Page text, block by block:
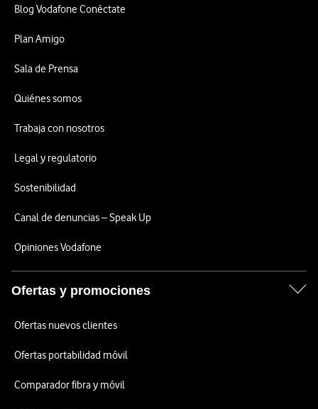
Blog Vodafone Conéctate
Plan Amigo
Sala de Prensa
Quiénes somos
Trabaja con nosotros
Legal y regulatorio
Sostenibilidad
Canal de denuncias – Speak Up
Opiniones Vodafone
Ofertas y promociones
Ofertas nuevos clientes
Ofertas portabilidad móvil
Comparador fibra y móvil